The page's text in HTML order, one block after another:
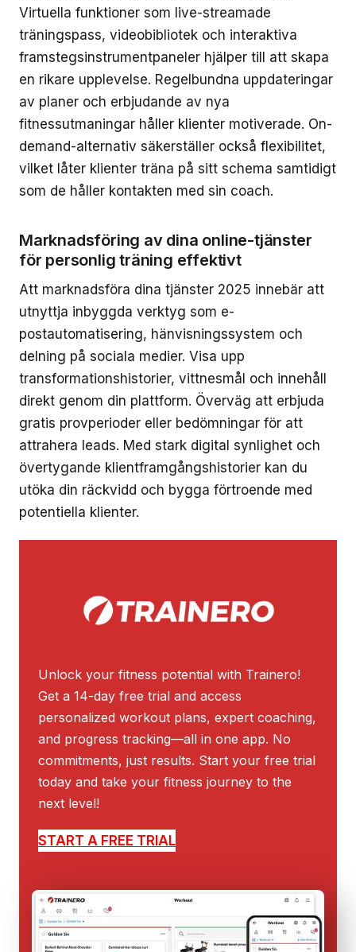
Virtuella funktioner som live-streamade
träningspass, videobibliotek och interaktiva
framstegsinstrumentpaneler hjälper till att skapa
en rikare upplevelse. Regelbundna uppdateringar
av planer och erbjudande av nya
fitnessutmaningar håller klienter motiverade. On-
demand-alternativ säkerställer också flexibilitet,
vilket låter klienter träna på sitt schema samtidigt
som de håller kontakten med sin coach.
Marknadsföring av dina online-tjänster
för personlig träning effektivt
Att marknadsföra dina tjänster 2025 innebär att
utnyttja inbyggda verktyg som e-
postautomatisering, hänvisningssystem och
delning på sociala medier. Visa upp
transformationshistorier, vittnesmål och innehåll
direkt genom din plattform. Överväg att erbjuda
gratis provperioder eller bedömningar för att
attrahera leads. Med stark digital synlighet och
övertygande klientframgångshistorier kan du
utöka din räckvidd och bygga förtroende med
potentiella klienter.
Unlock your fitness potential with Trainero!
Get a 14-day free trial and access
personalized workout plans, expert coaching,
and progress tracking—all in one app. No
commitments, just results. Start your free trial
today and take your fitness journey to the
next level!
START A FREE TRIAL